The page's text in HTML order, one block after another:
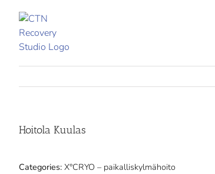
content
Hoitola Kuulas
Categories: X°CRYO – paikalliskylmähoito